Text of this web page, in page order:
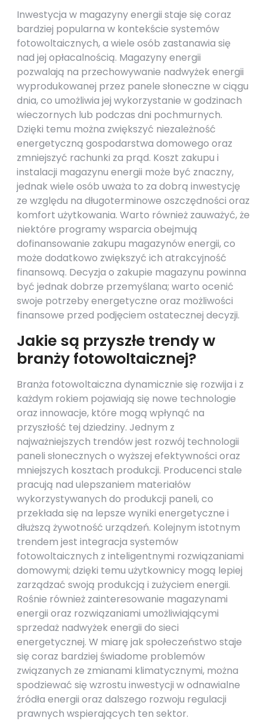
Inwestycja w magazyny energii staje się coraz
bardziej popularna w kontekście systemów
fotowoltaicznych, a wiele osób zastanawia się
nad jej opłacalnością. Magazyny energii
pozwalają na przechowywanie nadwyżek energii
wyprodukowanej przez panele słoneczne w ciągu
dnia, co umożliwia jej wykorzystanie w godzinach
wieczornych lub podczas dni pochmurnych.
Dzięki temu można zwiększyć niezależność
energetyczną gospodarstwa domowego oraz
zmniejszyć rachunki za prąd. Koszt zakupu i
instalacji magazynu energii może być znaczny,
jednak wiele osób uważa to za dobrą inwestycję
ze względu na długoterminowe oszczędności oraz
komfort użytkowania. Warto również zauważyć, że
niektóre programy wsparcia obejmują
dofinansowanie zakupu magazynów energii, co
może dodatkowo zwiększyć ich atrakcyjność
finansową. Decyzja o zakupie magazynu powinna
być jednak dobrze przemyślana; warto ocenić
swoje potrzeby energetyczne oraz możliwości
finansowe przed podjęciem ostatecznej decyzji.
Jakie są przyszłe trendy w
branży fotowoltaicznej?
Branża fotowoltaiczna dynamicznie się rozwija i z
każdym rokiem pojawiają się nowe technologie
oraz innowacje, które mogą wpłynąć na
przyszłość tej dziedziny. Jednym z
najważniejszych trendów jest rozwój technologii
paneli słonecznych o wyższej efektywności oraz
mniejszych kosztach produkcji. Producenci stale
pracują nad ulepszaniem materiałów
wykorzystywanych do produkcji paneli, co
przekłada się na lepsze wyniki energetyczne i
dłuższą żywotność urządzeń. Kolejnym istotnym
trendem jest integracja systemów
fotowoltaicznych z inteligentnymi rozwiązaniami
domowymi; dzięki temu użytkownicy mogą lepiej
zarządzać swoją produkcją i zużyciem energii.
Rośnie również zainteresowanie magazynami
energii oraz rozwiązaniami umożliwiającymi
sprzedaż nadwyżek energii do sieci
energetycznej. W miarę jak społeczeństwo staje
się coraz bardziej świadome problemów
związanych ze zmianami klimatycznymi, można
spodziewać się wzrostu inwestycji w odnawialne
źródła energii oraz dalszego rozwoju regulacji
prawnych wspierających ten sektor.